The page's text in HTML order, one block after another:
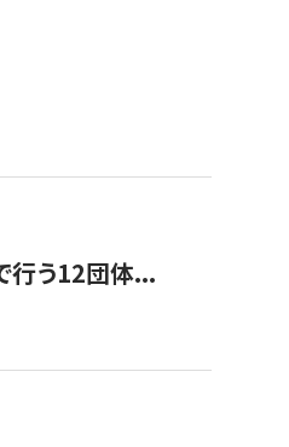
行う12団体...